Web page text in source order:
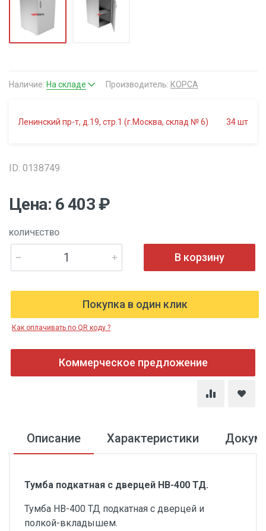
Наличие: На складе Производитель: КОРСА
Ленинский пр-т, д.19, стр.1 (г.Москва, склад № 6) 34шт
ID: 0138749
Цена: 6 403 ₽
КОЛИЧЕСТВО
В корзину
Покупка в один клик
Как оплачивать по QR коду ?
Коммерческое предложение
Описание Характеристики
Тумба подкатная с дверцей НВ-400 ТД.
Тумба НВ-400 ТД подкатная с дверцей и
полкой-вкладышем.